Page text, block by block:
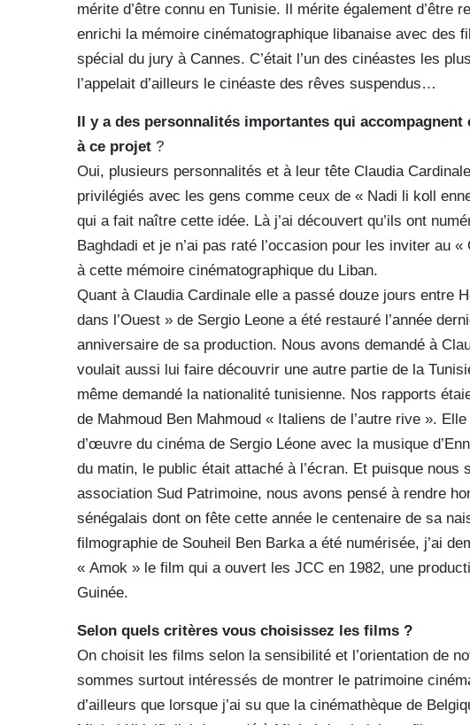
mérite d’être connu en Tunisie. Il mérite également d’être
enrichi la mémoire cinématographique libanaise avec des
spécial du jury à Cannes. C’était l’un des cinéastes les
l’appelait d’ailleurs le cinéaste des rêves suspendus…
Il y a des personnalités importantes qui
à ce projet ?
Oui, plusieurs personnalités et à leur tête Claudia
privilégiés avec les gens comme ceux de « Nadi li koll
qui a fait naître cette idée. Là j’ai découvert qu’ils ont
Baghdadi et je n’ai pas raté l’occasion pour les inviter au
à cette mémoire cinématographique du Liban.
Quant à Claudia Cardinale elle a passé douze jours entre
dans l’Ouest » de Sergio Leone a été restauré l’année
anniversaire de sa production. Nous avons demandé à
voulait aussi lui faire découvrir une autre partie de la
même demandé la nationalité tunisienne. Nos rapports
de Mahmoud Ben Mahmoud « Italiens de l’autre rive ».
d’œuvre du cinéma de Sergio Léone avec la musique
du matin, le public était attaché à l’écran. Et puisque
association Sud Patrimoine, nous avons pensé à rendre
sénégalais dont on fête cette année le centenaire de sa
filmographie de Souheil Ben Barka a été numérisée, j’ai
« Amok » le film qui a ouvert les JCC en 1982, une
Guinée.
Selon quels critères vous choisissez les films ?
On choisit les films selon la sensibilité et l’orientation de
sommes surtout intéressés de montrer le patrimoine
d’ailleurs que lorsque j’ai su que la cinémathèque de